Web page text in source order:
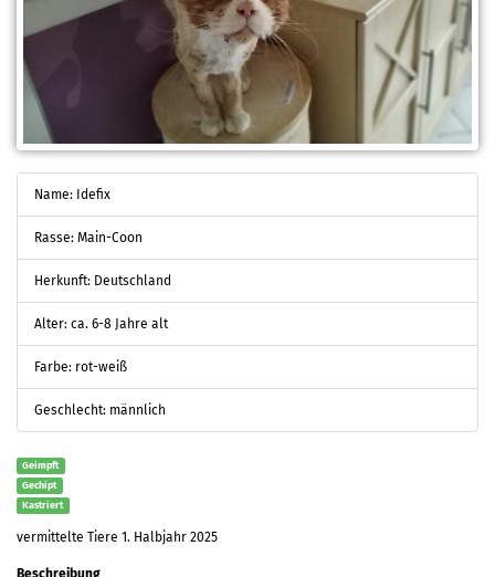
Name: Idefix
Rasse: Main-Coon
Herkunft: Deutschland
Alter: ca. 6-8 Jahre alt
Farbe: rot-weiß
Geschlecht: männlich
Geimpft
Gechipt
Kastriert
vermittelte Tiere 1. Halbjahr 2025
Beschreibung